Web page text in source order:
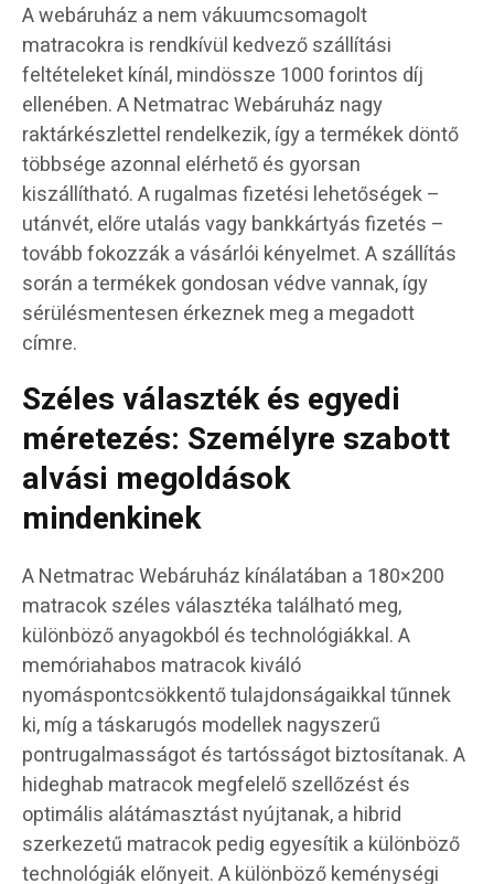
A webáruház a nem vákuumcsomagolt
matracokra is rendkívül kedvező szállítási
feltételeket kínál, mindössze 1000 forintos díj
ellenében. A Netmatrac Webáruház nagy
raktárkészlettel rendelkezik, így a termékek döntő
többsége azonnal elérhető és gyorsan
kiszállítható. A rugalmas fizetési lehetőségek –
utánvét, előre utalás vagy bankkártyás fizetés –
tovább fokozzák a vásárlói kényelmet. A szállítás
során a termékek gondosan védve vannak, így
sérülésmentesen érkeznek meg a megadott
címre.
Széles választék és egyedi
méretezés: Személyre szabott
alvási megoldások
mindenkinek
A Netmatrac Webáruház kínálatában a 180×200
matracok széles választéka található meg,
különböző anyagokból és technológiákkal. A
memóriahabos matracok kiváló
nyomáspontcsökkentő tulajdonságaikkal tűnnek
ki, míg a táskarugós modellek nagyszerű
pontrugalmasságot és tartósságot biztosítanak. A
hideghab matracok megfelelő szellőzést és
optimális alátámasztást nyújtanak, a hibrid
szerkezetű matracok pedig egyesítik a különböző
technológiák előnyeit. A különböző keménységi